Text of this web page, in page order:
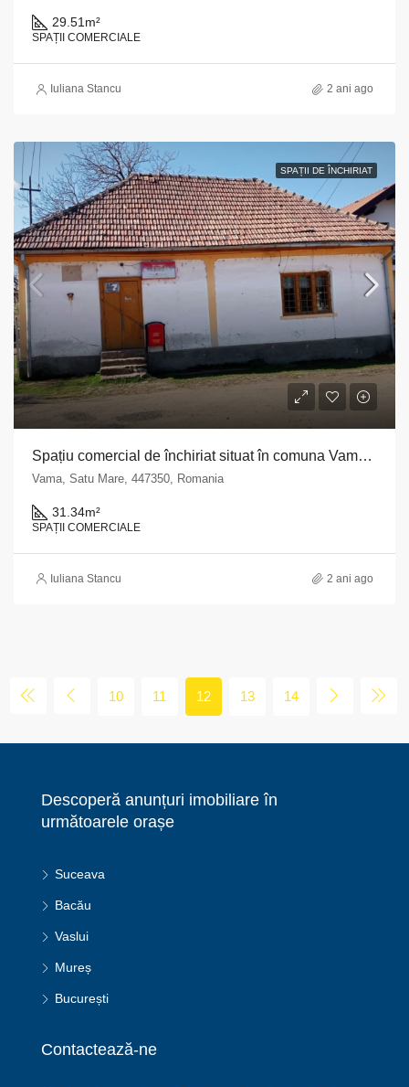
29.51 m²
SPAȚII COMERCIALE
Iuliana Stancu 2 ani ago
SPAȚII DE ÎNCHIRIAT
Spațiu comercial de închiriat situat în comuna Vama, str. Vraticel,nr. 106, județul Satu Mare
Vama, Satu Mare, 447350, Romania
31.34m²
SPAȚII COMERCIALE
Iuliana Stancu 2 ani ago
10 11 12 13 14
Descoperă anunțuri imobiliare în
următoarele orașe
Suceava
Bacău
Vaslui
Mureș
București
Contactează-ne